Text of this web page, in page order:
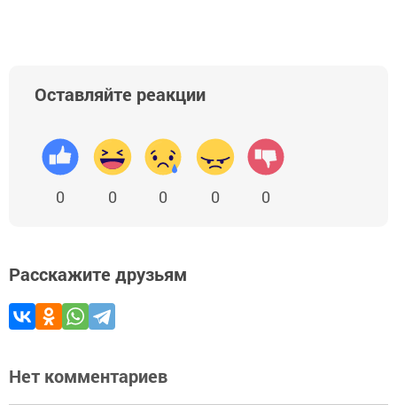
Оставляйте реакции
0 0 0 0 0
Расскажите друзьям
Нет комментариев